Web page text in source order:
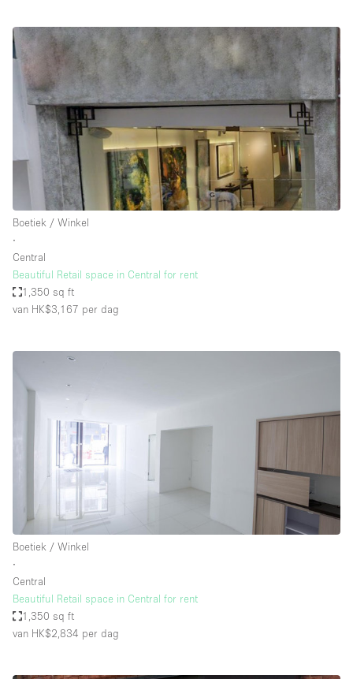
Boetiek / Winkel
∙
Central
Beautiful Retail space in Central for rent
1,350 sq ft
van HK$3,167 per dag
Boetiek / Winkel
∙
Central
Beautiful Retail space in Central for rent
1,350 sq ft
van HK$2,834 per dag